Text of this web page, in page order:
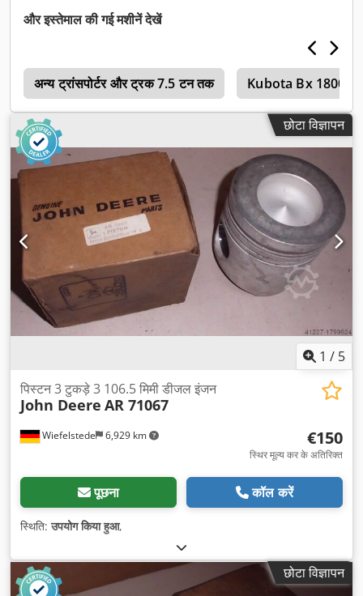
और इस्तेमाल की गई मशीनें देखें
अन्य ट्रांसपोर्टर और ट्रक 7.5 टन तक Kubota Bx 1800
छोटा विज्ञापन
1 / 5
Wiefelstede 6,929 km
पिस्टन 3 टुकड़े 3 106.5 मिमी डीजल इंजन
John Deere AR 71067
€150
स्थिर मूल्य कर के अतिरिक्त
पूछना कॉल करें
स्थिति:उपयोग किया हुआ,
छोटा विज्ञापन